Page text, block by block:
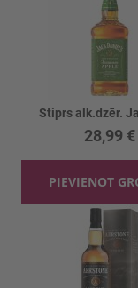
28,99 €
PIEVIENOT